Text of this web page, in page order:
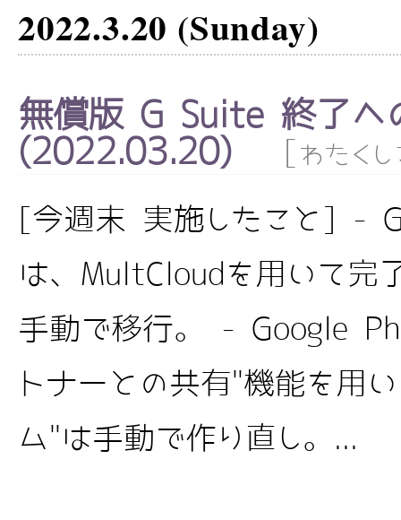
2022.3.20 (Sunday)
無償版 G Suite 終了へ
(2022.03.20)
わたく
[今週末 実施したこと] -
は、MultCloudを用いて完
手動で移行。 - Google
トナーとの共有"機能を用
ム"は手動で作り直し。...